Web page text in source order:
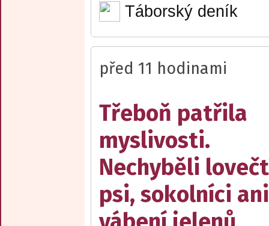
Táborský deník
před 11 hodinami
Třeboň patřila
myslivosti.
Nechyběli
psi, sokolníci ani